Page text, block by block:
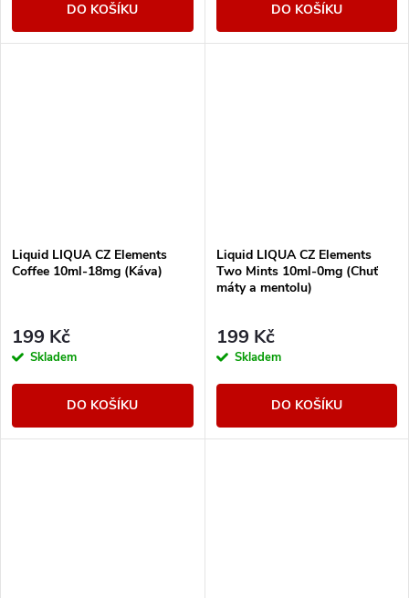
DO KOŠÍKU DO KOŠÍKU
Liquid LIQUA CZ Elements
Coffee 10ml-18mg (Káva)
199 Kč
Skladem
DO KOŠÍKU
Liquid LIQUA CZ Elements
Two Mints 10ml-0mg (Chuť
máty a mentolu)
199 Kč
Skladem
DO KOŠÍKU